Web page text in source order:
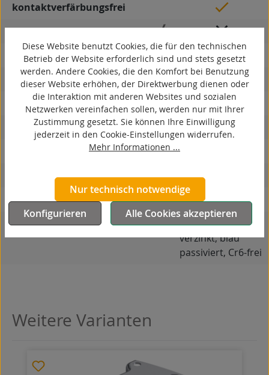
kontaktverfärbungsfrei
antistatisch
ESD
elektrisch leitfähig
korrosionsbeständig
hitzebeständig
autoklaventauglich
Produkttyp
Bockrolle
Material Gehäuse
Stahlblech
Oberfläche Gehäuse
galvanisch
verzinkt, blau
passiviert, Cr6-frei
Produktgalerie überspringen
Weitere Varianten
Diese Website benutzt Cookies, die für den technischen
Betrieb der Website erforderlich sind und stets gesetzt
werden. Andere Cookies, die den Komfort bei Benutzung
dieser Website erhöhen, der Direktwerbung dienen oder
die Interaktion mit anderen Websites und sozialen
Netzwerken vereinfachen sollen, werden nur mit Ihrer
Zustimmung gesetzt. Sie können Ihre Einwilligung
jederzeit in den Cookie-Einstellungen widerrufen.
Mehr Informationen ...
Nur technisch notwendige
Konfigurieren
Alle Cookies akzeptieren